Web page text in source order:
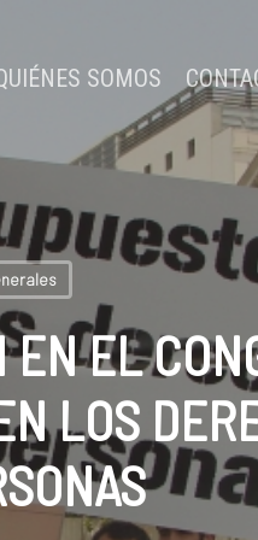
SOMOS
EL
LOS